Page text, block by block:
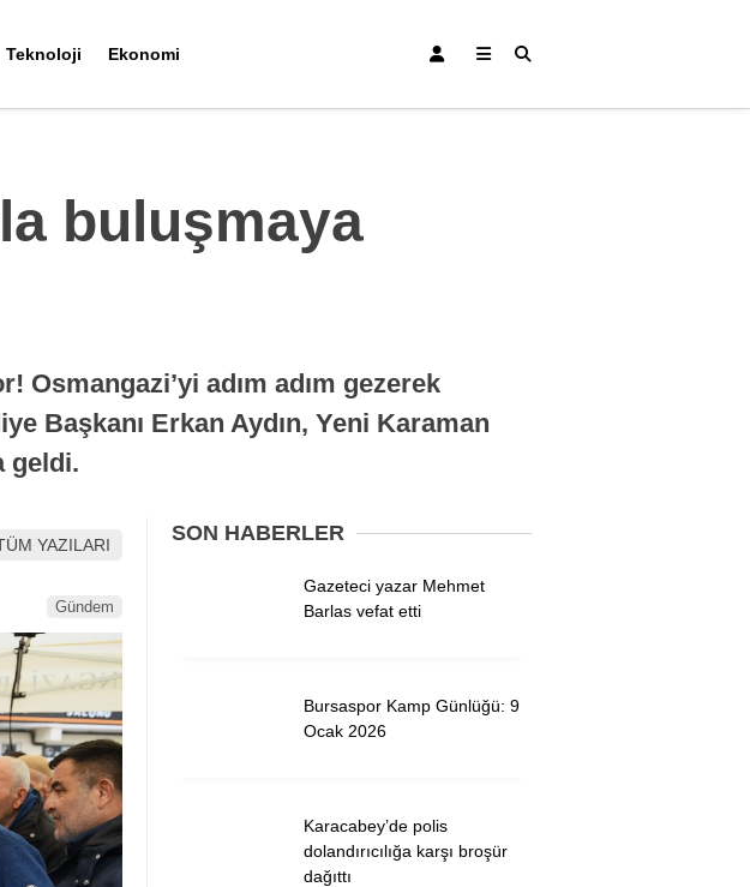
Ekonomi
Teknoloji Ekonomi
buluşmaya
Osmangazi’yi adım adım gezerek
Başkanı Erkan Aydın, Yeni Karaman
geldi.
YAZILARI
Gündem
SON HABERLER
Gazeteci yazar Mehmet
Barlas vefat etti
Bursaspor Kamp Günlüğü: 9
Ocak 2026
Karacabey’de polis
dolandırıcılığa karşı broşür
dağıttı